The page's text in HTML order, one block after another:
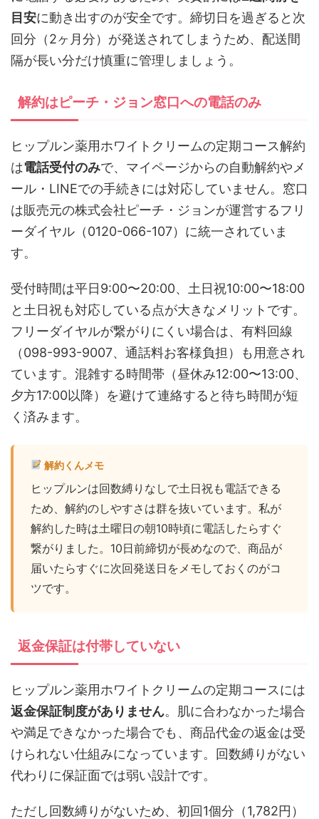
目安に動き出すのが安全です。締切日を過ぎると次
回分（2ヶ月分）が発送されてしまうため、配送間
隔が長い分だけ慎重に管理しましょう。
解約はピーチ・ジョン窓口への電話のみ
ヒップルン薬用ホワイトクリームの定期コース解約
は電話受付のみで、マイページからの自動解約やメ
ール・LINEでの手続きには対応していません。窓口
は販売元の株式会社ピーチ・ジョンが運営するフリ
ーダイヤル（0120-066-107）に統一されていま
す。
受付時間は平日9:00〜20:00、土日祝10:00〜18:00
と土日祝も対応している点が大きなメリットです。
フリーダイヤルが繋がりにくい場合は、有料回線
（098-993-9007、通話料お客様負担）も用意され
ています。混雑する時間帯（昼休み12:00〜13:00、
夕方17:00以降）を避けて連絡すると待ち時間が短
く済みます。
解約くんメモ
ヒップルンは回数縛りなしで土日祝も電話できる
ため、解約のしやすさは群を抜いています。私が
解約した時は土曜日の朝10時頃に電話したらすぐ
繋がりました。10日前締切が長めなので、商品が
届いたらすぐに次回発送日をメモしておくのがコ
ツです。
返金保証は付帯していない
ヒップルン薬用ホワイトクリームの定期コースには
返金保証制度がありません。肌に合わなかった場合
や満足できなかった場合でも、商品代金の返金は受
けられない仕組みになっています。回数縛りがない
代わりに保証面では弱い設計です。
ただし回数縛りがないため、初回1個分（1,782円）